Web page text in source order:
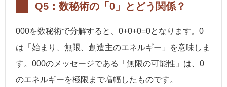
Q5：数秘術の「0」とどう関係？
000を数秘術で分解すると、0+0+0=0となります。0
は「始まり、無限、創造主のエネルギー」を意味しま
す。000のメッセージである「無限の可能性」は、0
のエネルギーを極限まで増幅したものです。